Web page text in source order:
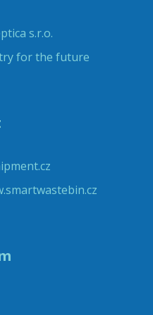
s.r.o.
for the future